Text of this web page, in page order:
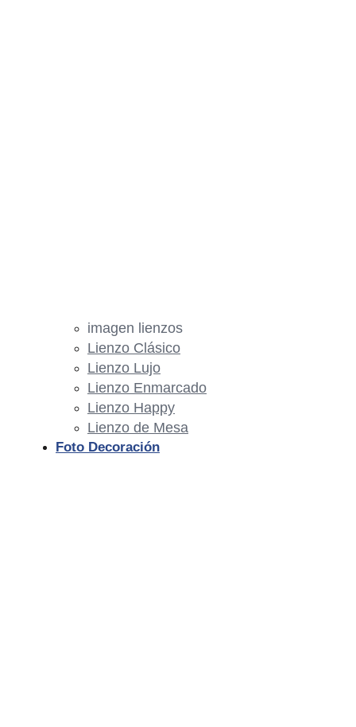
imagen lienzos
Lienzo Clásico
Lienzo Lujo
Lienzo Enmarcado
Lienzo Happy
Lienzo de Mesa
Foto Decoración